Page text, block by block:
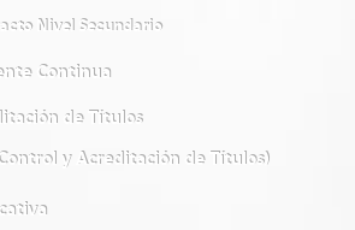
Nivel Secundario
Continua
de Títulos
y Acreditación de Títulos)